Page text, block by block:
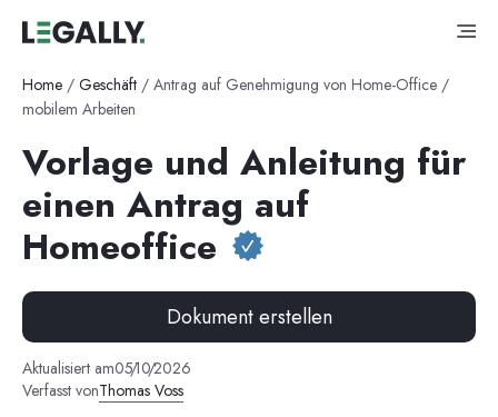
Home / Geschäft / Antrag auf Genehmigung von Home-Office /
mobilem Arbeiten
Vorlage und Anleitung für
einen Antrag auf
Homeoffice
Dokument erstellen
Aktualisiert am05/10/2026
Verfasst vonThomas Voss